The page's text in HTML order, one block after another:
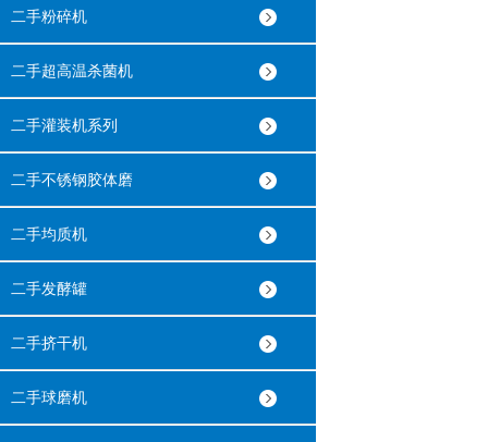
二手粉碎机
二手超高温杀菌机
二手灌装机系列
二手不锈钢胶体磨
二手均质机
二手发酵罐
二手挤干机
二手球磨机